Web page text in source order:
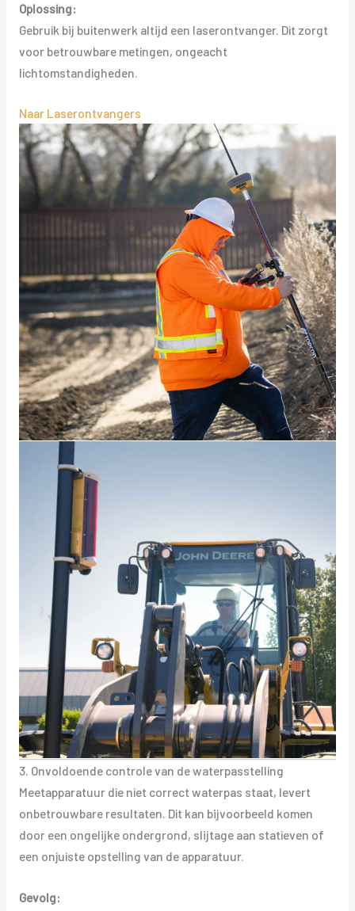
Oplossing:
Gebruik bij buitenwerk altijd een laserontvanger. Dit zorgt
voor betrouwbare metingen, ongeacht
lichtomstandigheden.
Naar Laserontvangers
3. Onvoldoende controle van de waterpasstelling
Meetapparatuur die niet correct waterpas staat, levert
onbetrouwbare resultaten. Dit kan bijvoorbeeld komen
door een ongelijke ondergrond, slijtage aan statieven of
een onjuiste opstelling van de apparatuur.
Gevolg: